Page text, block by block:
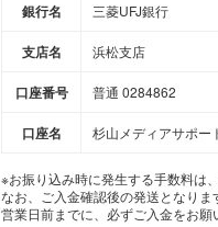
銀行名 三菱UFJ銀行
支店名 浜松支店
口座番号 普通 0284862
口座名 杉山メディアサポ
※お振り込み時に発生する手数料は
なお、ご入金確認後の発送となり
営業日前までに、必ずご入金をお願